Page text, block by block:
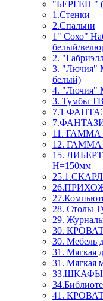
"БЕРГЕН "
1.Стенки
2.Спальни
1" Сохо"
белый/
2.
3. "Лючия"
белый)
4. "Лючия"
3. Тумбы
7.1
11. ГАММА
12. ГАММА
15.
Н=150мм
28. Столы
29.
30.
30.
31. Мягкая
31. Мягкая
33.ШКАФЫ
41.